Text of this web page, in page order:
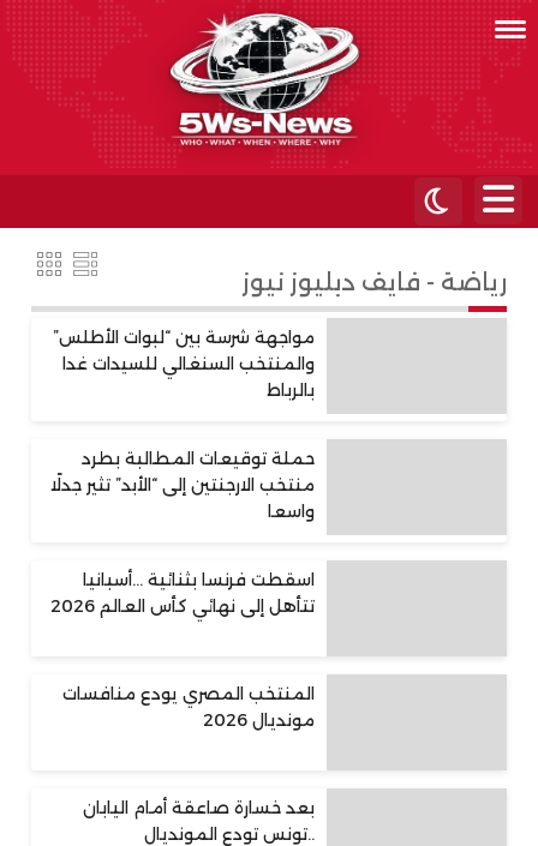
رياضة - فايف دبليوز نيوز
مواجهة شرسة بين “لبوات الأطلس”
والمنتخب السنغالي للسيدات غدا
بالرباط
حملة توقيعات المطالبة بطرد
منتخب الارجنتين إلى “الأبد” تثير جدلًا
واسعا
اسقطت فرنسا بثنائية …أسبانيا
تتأهل إلى نهائي كأس العالم 2026
المنتخب المصري يودع منافسات
مونديال 2026
بعد خسارة صاعقة أمام اليابان
..تونس تودع المونديال